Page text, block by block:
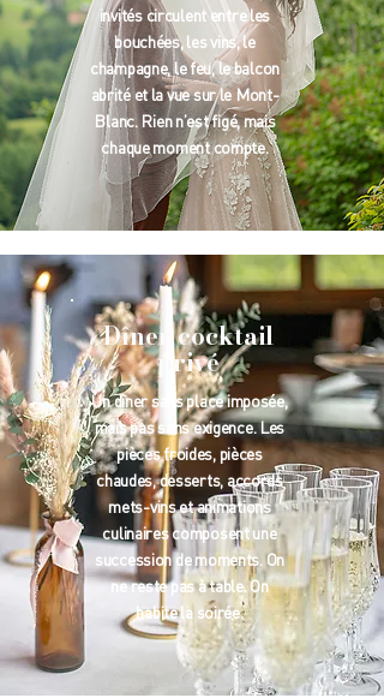
invités circulent entre les
bouchées, les vins, le
champagne, le feu, le balcon
abrité et la vue sur le Mont-
Blanc. Rien n’est figé, mais
chaque moment compte.
Dîner cocktail
privé
Un dîner sans place imposée,
mais pas sans exigence. Les
pièces froides, pièces
chaudes, desserts, accords
mets-vins et animations
culinaires composent une
succession de moments. On
ne reste pas à table. On
habite la soirée.